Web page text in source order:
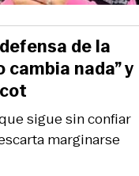
sigue sin confiar
marginarse
de la
cambia nada” y